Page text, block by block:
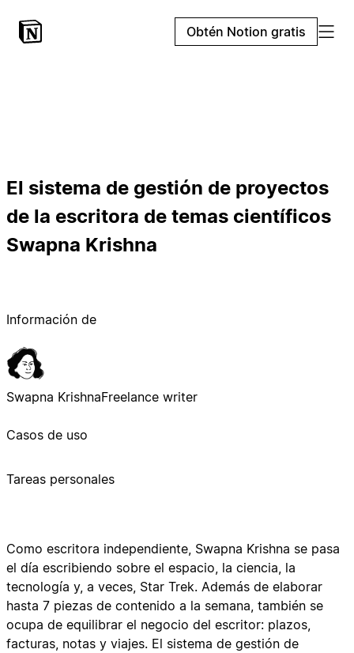
Obtén Notion gratis
El sistema de gestión de proyectos
de la escritora de temas científicos
Swapna Krishna
Como escritora independiente, Swapna Krishna se pasa
el día escribiendo sobre el espacio, la ciencia, la
tecnología y, a veces, Star Trek. Además de elaborar
hasta 7 piezas de contenido a la semana, también se
ocupa de equilibrar el negocio del escritor: plazos,
facturas, notas y viajes. El sistema de gestión de
Información de
Swapna KrishnaFreelance writer
Casos de uso
Tareas personales